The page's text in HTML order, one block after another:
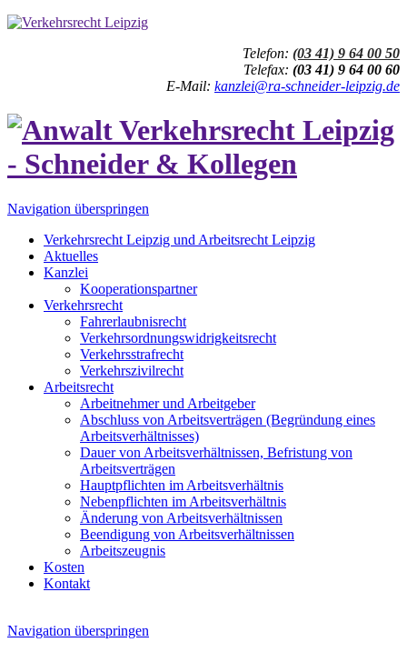
Telefon: (03 41) 9 64 00 50
Telefax: (03 41) 9 64 00 60
E-Mail: kanzlei@ra-schneider-leipzig.de
Navigation überspringen
Verkehrsrecht Leipzig und Arbeitsrecht Leipzig
Aktuelles
Kanzlei
Kooperationspartner
Verkehrsrecht
Fahrerlaubnisrecht
Verkehrsordnungswidrigkeitsrecht
Verkehrsstrafrecht
Verkehrszivilrecht
Arbeitsrecht
Arbeitnehmer und Arbeitgeber
Abschluss von Arbeitsverträgen (Begründung eines
Arbeitsverhältnisses)
Dauer von Arbeitsverhältnissen, Befristung von
Arbeitsverträgen
Hauptpflichten im Arbeitsverhältnis
Nebenpflichten im Arbeitsverhältnis
Änderung von Arbeitsverhältnissen
Beendigung von Arbeitsverhältnissen
Arbeitszeugnis
Kosten
Kontakt
Navigation überspringen